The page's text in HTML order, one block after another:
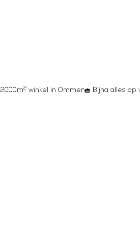
2000m2winkel in Ommen Bijna alles op